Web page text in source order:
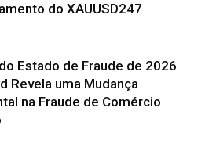
do XAUUSD247
Estado de Fraude de 2026
Revela uma Mudança
na Fraude de Comércio